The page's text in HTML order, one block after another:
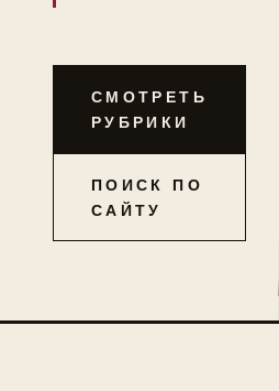
СМОТРЕТЬ
РУБРИКИ
ПОИСК ПО
САЙТУ